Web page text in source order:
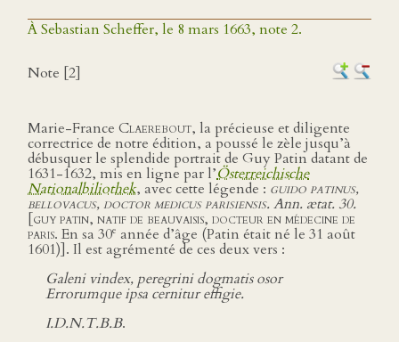
À Sebastian Scheffer, le 8 mars 1663, note 2.
Note [2]
Marie-France Claerebout, la précieuse et diligente
correctrice de notre édition, a poussé le zèle jusqu’à
débusquer le splendide portrait de Guy Patin datant de
1631-1632, mis en ligne par l’Österreichische
Nationalbiliothek, avec cette légende : guido patinus,
bellovacus, doctor medicus parisiensis. Ann. ætat. 30.
[guy patin, natif de beauvaisis, docteur en médecine de
paris. En sa 30e année d’âge (Patin était né le 31 août
1601)]. Il est agrémenté de ces deux vers :
Galeni vindex, peregrini dogmatis osor
Errorumque ipsa cernitur effigie.
I.D.N.T.B.B.